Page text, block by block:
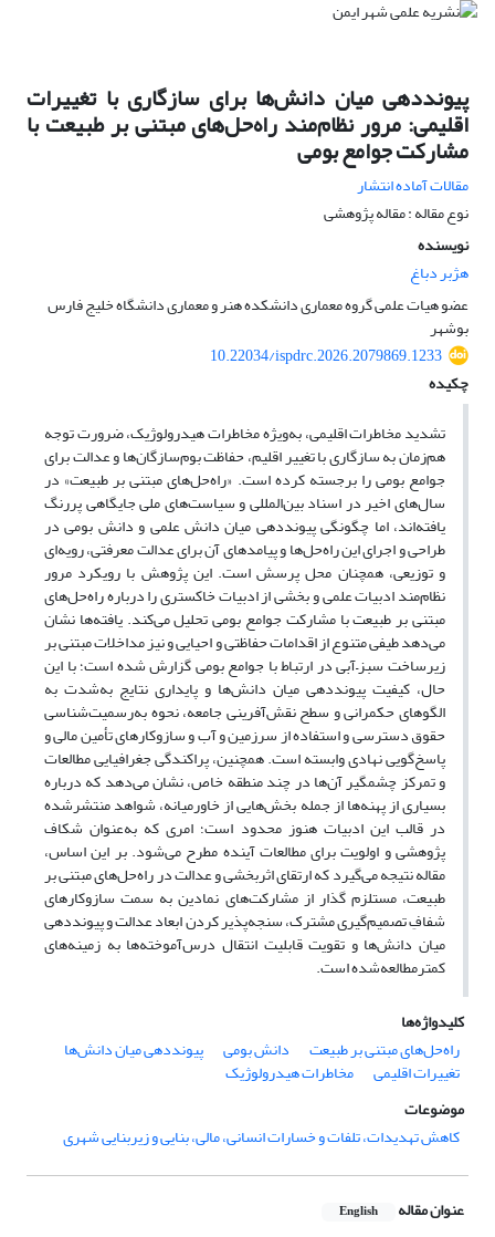
پیونددهی میان دانش‌ها برای سازگاری با تغییرات
اقلیمی: مرور نظام‌مند راه‌حل‌های مبتنی بر طبیعت با
مشارکت جوامع بومی
مقالات آماده انتشار
نوع مقاله : مقاله پژوهشی
نویسنده
هژبر دباغ
عضو هیات علمی گروه معماری دانشکده هنر و معماری دانشگاه خلیج فارس
بوشهر
10.22034/ispdrc.2026.2079869.1233
چکیده
تشدید مخاطرات اقلیمی، به‌ویژه مخاطرات هیدرولوژیک، ضرورت توجه
هم‌زمان به سازگاری با تغییر اقلیم، حفاظت بوم‌سازگان‌ها و عدالت برای
جوامع بومی را برجسته کرده است. «راه‌حل‌های مبتنی بر طبیعت» در
سال‌های اخیر در اسناد بین‌المللی و سیاست‌های ملی جایگاهی پررنگ
یافته‌اند، اما چگونگی پیونددهی میان دانش علمی و دانش بومی در
طراحی و اجرای این راه‌حل‌ها و پیامدهای آن برای عدالت معرفتی، رویه‌ای
و توزیعی، همچنان محل پرسش است. این پژوهش با رویکرد مرور
نظام‌مند ادبیات علمی و بخشی از ادبیات خاکستری را درباره راه‌حل‌های
مبتنی بر طبیعت با مشارکت جوامع بومی تحلیل می‌کند. یافته‌ها نشان
می‌دهد طیفی متنوع از اقدامات حفاظتی و احیایی و نیز مداخلات مبتنی بر
زیرساخت سبز–آبی در ارتباط با جوامع بومی گزارش شده است؛ با این
حال، کیفیت پیونددهی میان دانش‌ها و پایداری نتایج به‌شدت به
الگوهای حکمرانی و سطح نقش‌آفرینی جامعه، نحوه به‌رسمیت‌شناسی
حقوق دسترسی و استفاده از سرزمین و آب و سازوکارهای تأمین مالی و
پاسخ‌گویی نهادی وابسته است. همچنین، پراکندگی جغرافیایی مطالعات
و تمرکز چشمگیر آن‌ها در چند منطقه خاص، نشان می‌دهد که درباره
بسیاری از پهنه‌ها از جمله بخش‌هایی از خاورمیانه، شواهد منتشرشده
در قالب این ادبیات هنوز محدود است؛ امری که به‌عنوان شکاف
پژوهشی و اولویت برای مطالعات آینده مطرح می‌شود. بر این اساس،
مقاله نتیجه می‌گیرد که ارتقای اثربخشی و عدالت در راه‌حل‌های مبتنی بر
طبیعت، مستلزم گذار از مشارکت‌های نمادین به سمت سازوکارهای
شفافِ تصمیم‌گیری مشترک، سنجه‌پذیر کردن ابعاد عدالت و پیونددهی
میان دانش‌ها و تقویت قابلیت انتقال درس‌آموخته‌ها به زمینه‌های
کمترمطالعه‌شده است.
کلیدواژه‌ها
راه‌حل‌های مبتنی بر طبیعت
دانش بومی پیونددهی میان دانش‌ها
تغییرات اقلیمی
مخاطرات هیدرولوژیک
موضوعات
کاهش تهدیدات، تلفات و خسارات انسانی، مالی، بنایی و زیربنایی شهری
عنوان مقاله English